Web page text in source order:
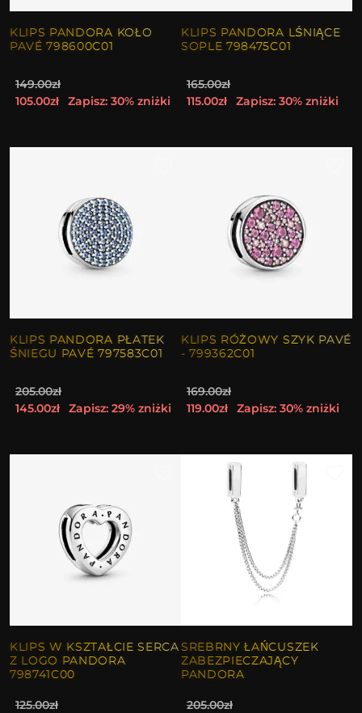
KLIPS PANDORA KOŁO
PAVÉ 798600C01
149.00zł
105.00zł
Zapisz: 30% zniżki
KLIPS PANDORA LŚNIĄCE
SOPLE 798475C01
165.00zł
115.00zł
Zapisz: 30% zniżki
KLIPS PANDORA PŁATEK
ŚNIEGU PAVÉ 797583C01
205.00zł
145.00zł
Zapisz: 29% zniżki
KLIPS RÓŻOWY SZYK PAVÉ
- 799362C01
169.00zł
119.00zł
Zapisz: 30% zniżki
KLIPS W KSZTAŁCIE SERCA
Z LOGO PANDORA
798741C00
125.00zł
SREBRNY ŁAŃCUSZEK
ZABEZPIECZAJĄCY
PANDORA
205.00zł